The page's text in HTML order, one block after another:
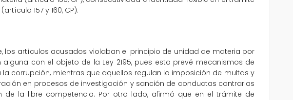
157 y 160, CP).
los artículos acusados violaban el principio de unidad de materia por
con el objeto de la Ley 2195, pues esta prevé mecanismos de
corrupción, mientras que aquellos regulan la imposición de multas y
en procesos de investigación y sanción de conductas contrarias
de la libre competencia. Por otro lado, afirmó que en el trámite de